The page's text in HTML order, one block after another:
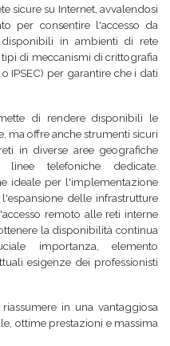
sicure su Internet, avvalendosi
per consentire l'accesso da
in ambienti di rete
di meccanismi di crittografia
IPSEC) per garantire che i dati
di rendere disponibili le
ma offre anche strumenti sicuri
in diverse aree geografiche
telefoniche dedicate.
ideale per l'implementazione
delle infrastrutture
remoto alle reti interne
la disponibilità continua
importanza, elemento
esigenze dei professionisti
in una vantaggiosa
ottime prestazioni e massima